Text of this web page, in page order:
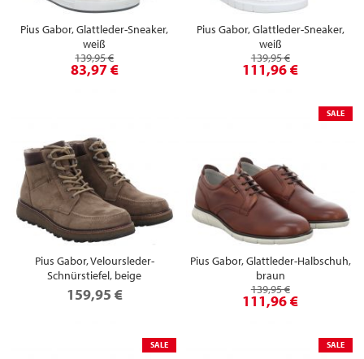
Pius Gabor, Glattleder-Sneaker,
weiß
139,95 €
83,97 €
Pius Gabor, Glattleder-Sneaker,
weiß
139,95 €
111,96 €
Pius Gabor, Veloursleder-
Schnürstiefel, beige
159,95 €
SALE
Pius Gabor, Glattleder-Halbschuh,
braun
139,95 €
111,96 €
SALE SALE